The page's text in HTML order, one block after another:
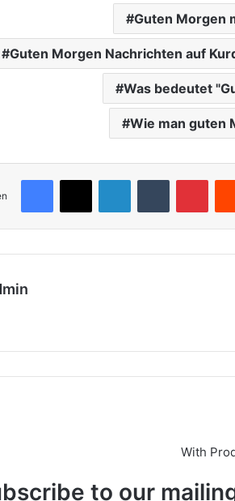
Guten Morgen
Guten Morgen Nachrichten auf
Was bedeutet
Wie man guten
eit
e
With
to our